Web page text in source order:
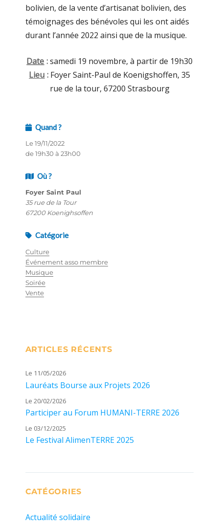
bolivien, de la vente d’artisanat bolivien, des
témoignages des bénévoles qui les ont aidés
durant l’année 2022 ainsi que de la musique.
Date :samedi 19 novembre, à partir de 19h30
Lieu : Foyer Saint-Paul de Koenigshoffen, 35
rue de la tour, 67200 Strasbourg
Quand ?
Le 19/11/2022
de 19h30 à 23h00
Où ?
Foyer Saint Paul
35 rue de la Tour
67200 Koenighsoffen
Catégorie
Culture
Événement asso membre
Musique
Soirée
Vente
ARTICLES RÉCENTS
Le 11/05/2026
Lauréats Bourse aux Projets 2026
Le 20/02/2026
Participer au Forum HUMANI-TERRE 2026
Le 03/12/2025
Le Festival AlimenTERRE 2025
CATÉGORIES
Actualité solidaire